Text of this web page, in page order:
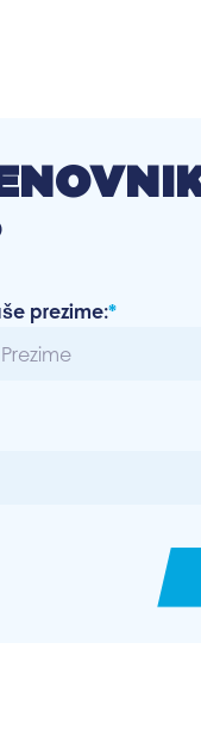
prezime:*